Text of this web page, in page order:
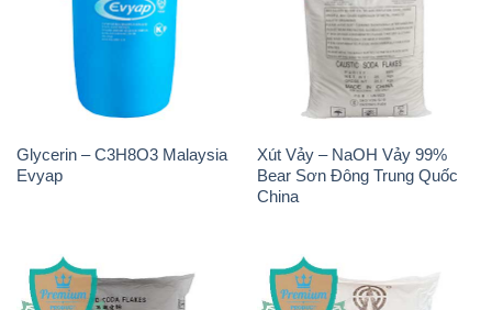
Glycerin – C3H8O3 Malaysia
Evyap
Xút Vảy – NaOH Vảy 99%
Bear Sơn Đông Trung Quốc
China